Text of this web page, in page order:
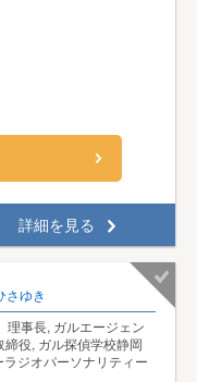
詳細を見る
さゆき
事長, ガルエージェン
役, ガル探偵学校静岡
ジオパーソナリティー